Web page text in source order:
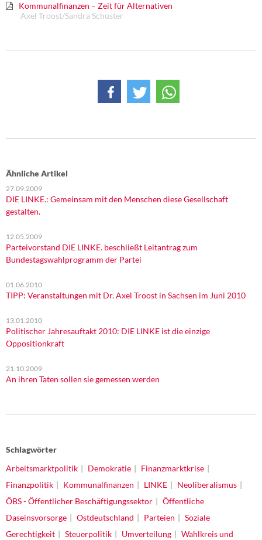
Kommunalfinanzen – Zeit für Alternativen
Axel Troost/Sandra Schuster
Ähnliche Artikel
27.09.2009
DIE LINKE.: Gemeinsam mit den Menschen diese Gesellschaft
gestalten.
12.05.2009
Parteivorstand DIE LINKE. beschließt Leitantrag zum
Bundestagswahlprogramm der Partei
01.06.2010
TIPP: Veranstaltungen mit Dr. Axel Troost in Sachsen im Juni 2010
13.01.2010
Politischer Jahresauftakt 2010: DIE LINKE ist die einzige
Oppositionkraft
21.10.2009
An ihren Taten sollen sie gemessen werden
Schlagwörter
Arbeitsmarktpolitik
Demokratie
Finanzmarktkrise
Finanzpolitik
Kommunalfinanzen LINKE
Neoliberalismus
ÖBS - Öffentlicher Beschäftigungssektor
Öffentliche
Daseinsvorsorge
Ostdeutschland Parteien
Soziale
Gerechtigkeit
Steuerpolitik Umverteilung
Wahlkreis und